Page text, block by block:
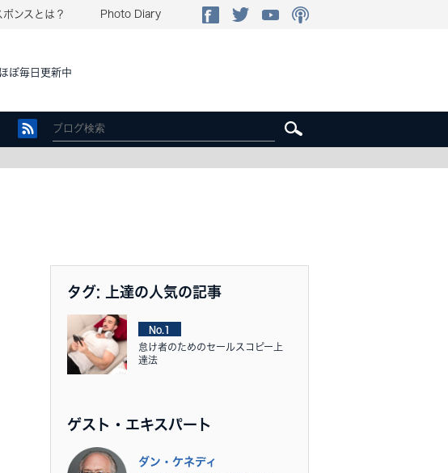
ポンスとは？ Photo Diary
ぼ毎日更新中
タグ: 上達の人気の記事
No.1
怠け者のためのセールスコピー上
達法
ゲスト・エキスパート
ダン・ケネディ